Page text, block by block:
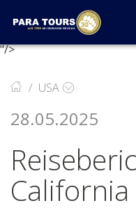
"/>
Startseite
Weiter zur
Weiter zum Inhalt
Weiter zur Kontaktseite
USA
28.05.2025